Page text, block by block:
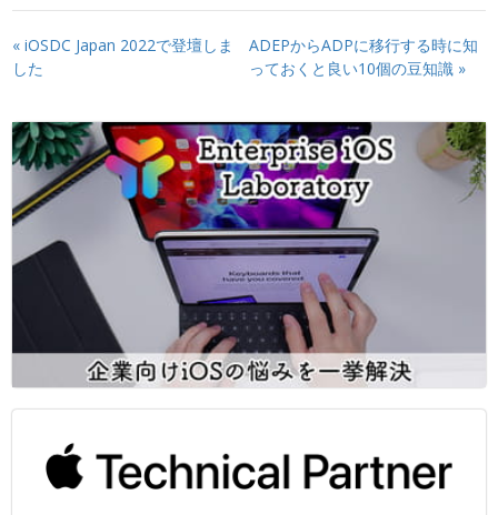
«iOSDC Japan 2022で登壇しま
した
ADEPからADPに移行する時に知
っておくと良い10個の豆知識 »